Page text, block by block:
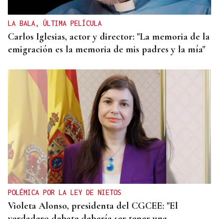
LA BALA, ÚLTIMA PELÍCULA
Carlos Iglesias, actor y director: "La memoria de la
emigración es la memoria de mis padres y la mía"
POLÉMICA POR LA LEY DE NIETOS
Violeta Alonso, presidenta del CGCEE: "El